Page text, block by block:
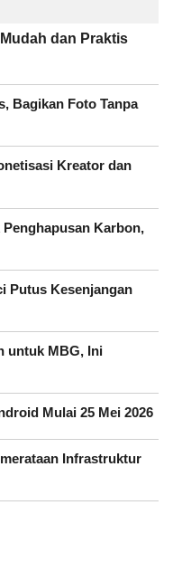
dan Praktis
Bagikan Foto Tanpa
Kreator dan
Karbon,
Putus Kesenjangan
untuk MBG, Ini
Mulai 25 Mei 2026
Infrastruktur